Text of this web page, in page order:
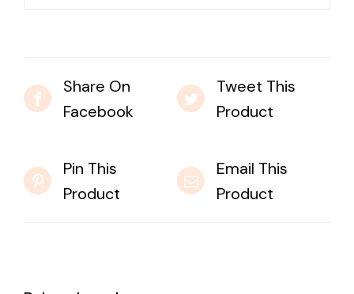
Share On
Facebook
Tweet This
Product
Pin This
Product
Email This
Product